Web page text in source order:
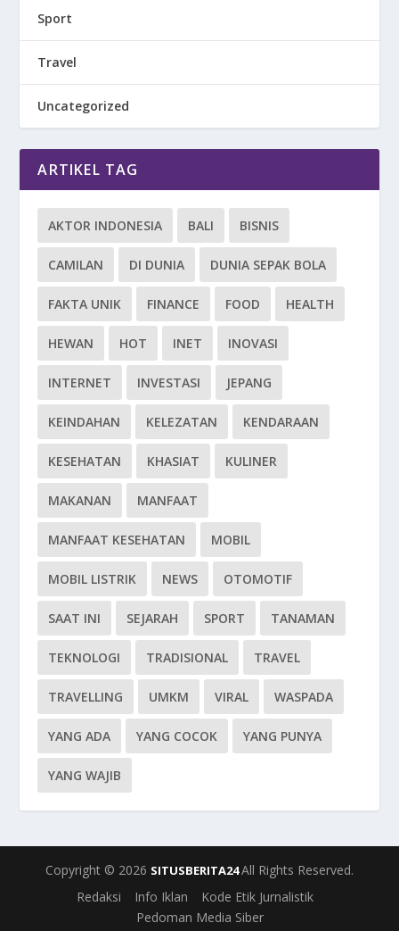
Sport
Travel
Uncategorized
ARTIKEL TAG
AKTOR INDONESIA BALI BISNIS
CAMILAN DI DUNIA DUNIA SEPAK BOLA
FAKTA UNIK FINANCE FOOD HEALTH
HEWAN HOT INET INOVASI
INTERNET INVESTASI JEPANG
KEINDAHAN KELEZATAN KENDARAAN
KESEHATAN KHASIAT KULINER
MAKANAN MANFAAT
MANFAAT KESEHATAN MOBIL
MOBIL LISTRIK NEWS OTOMOTIF
SAAT INI SEJARAH SPORT TANAMAN
TEKNOLOGI TRADISIONAL TRAVEL
TRAVELLING UMKM VIRAL WASPADA
YANG ADA YANG COCOK YANG PUNYA
YANG WAJIB
Copyright © 2026 SITUSBERITA24All Rights Reserved.
Redaksi
Info Iklan
Kode Etik Jurnalistik
Pedoman Media Siber